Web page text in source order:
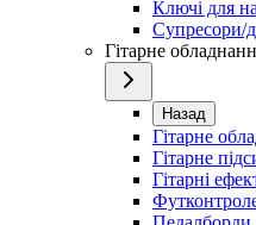
Ключі для
Супресори/
Гітарне
Назад
Гітарне
Гітарне
Гітарні